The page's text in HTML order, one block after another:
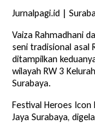
Jurnalpagi.id |
Vaiza Rahmadhani
seni tradisional asal
ditampilkan
wilayah RW 3
Surabaya.
Festival Heroes
Jaya Surabaya,